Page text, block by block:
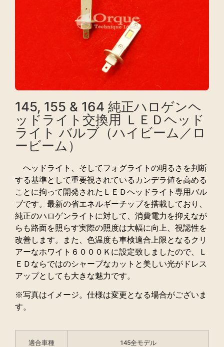
145, 155 & 164 純正ハロゲンヘ
ッドライト交換用 ＬＥＤヘッド
ライト バルブ（ハイビーム／ロ
ービーム）
ヘッドライト、そしてフォグライトの明るさを判断
する基準として重要視されているカンデラ値を高める
ことに拘って開発されたＬＥＤヘッドライト専用バル
ブです。最新の省エネルギーチップを搭載しており、
純正のハロゲンライトに対して、消費電力を抑えなが
らも路面を照らす実際の照度は大幅に向上、視認性を
改善します。また、色温度も車検適合上限となるクリ
アーなホワイト６０００Ｋに設定致しましたので、Ｌ
ＥＤならではのシャープなカットと美しい光がドレス
アップとしても大きな魅力です。
※写真はイメージ。仕様は変更となる場合がございま
す。
適合車種
145全モデル